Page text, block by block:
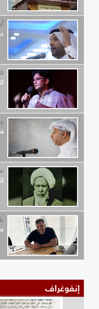
أسباب
حبيب
المعبد
جرح في
فريد
من لركن
الشيخ
يا
علي